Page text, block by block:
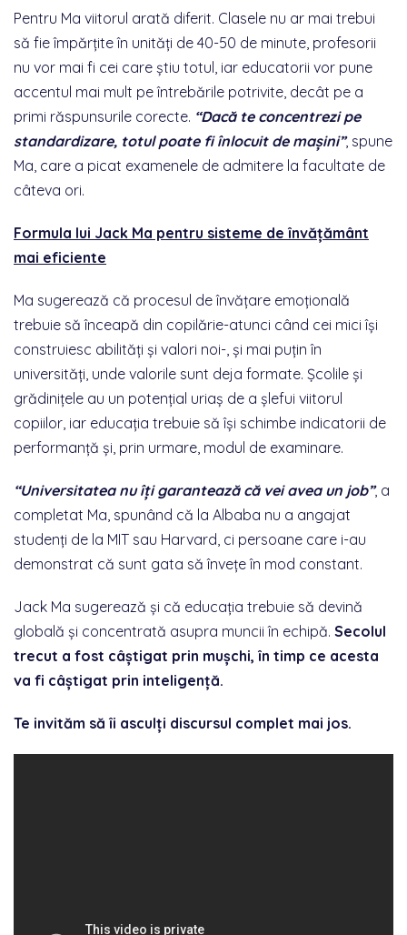
Pentru Ma viitorul arată diferit. Clasele nu ar mai trebui
să fie împărțite în unități de 40-50 de minute, profesorii
nu vor mai fi cei care știu totul, iar educatorii vor pune
accentul mai mult pe întrebările potrivite, decât pe a
primi răspunsurile corecte. “Dacă te concentrezi pe
standardizare, totul poate fi înlocuit de mașini”, spune
Ma, care a picat examenele de admitere la facultate de
câteva ori.
Formula lui Jack Ma pentru sisteme de învățământ
mai eficiente
Ma sugerează că procesul de învățare emoțională
trebuie să înceapă din copilărie-atunci când cei mici își
construiesc abilități și valori noi-, și mai puțin în
universități, unde valorile sunt deja formate. Școlile și
grădinițele au un potențial uriaș de a șlefui viitorul
copiilor, iar educația trebuie să își schimbe indicatorii de
performanță și, prin urmare, modul de examinare.
“Universitatea nu îți garantează că vei avea un job”, a
completat Ma, spunând că la Albaba nu a angajat
studenți de la MIT sau Harvard, ci persoane care i-au
demonstrat că sunt gata să învețe în mod constant.
Jack Ma sugerează și că educația trebuie să devină
globală și concentrată asupra muncii în echipă. Secolul
trecut a fost câștigat prin mușchi, în timp ce acesta
va fi câștigat prin inteligență.
Te invităm să îi asculți discursul complet mai jos.